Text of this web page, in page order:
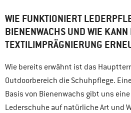
WIE FUNKTIONIERT
BIENENWACHS UND WIE
TEXTILIMPRÄGNIERUNG
Wie bereits erwähnt ist das
Outdoorbereich die Schuhpflege.
Basis von Bienenwachs gibt uns
Lederschuhe auf natürliche Art und